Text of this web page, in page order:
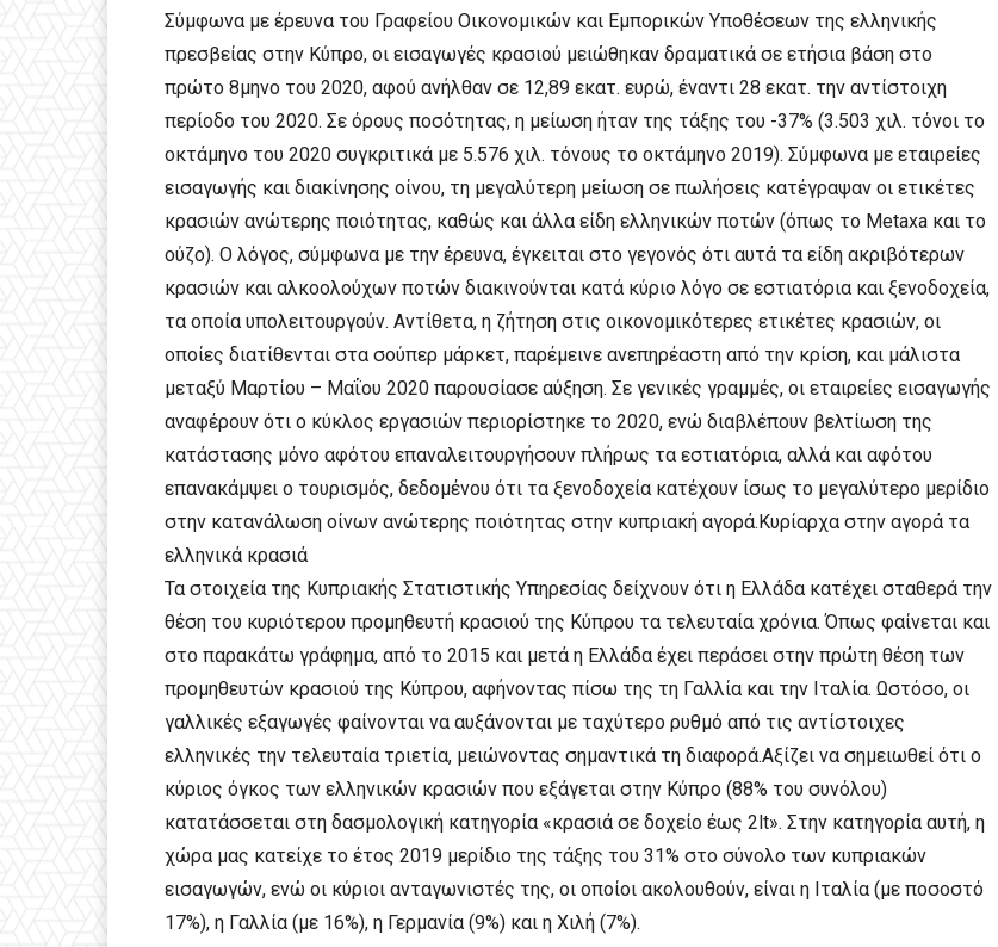
Σύμφωνα με έρευνα του Γραφείου Οικονομικών και Εμπορικών Υποθέσεων της ελληνικής
πρεσβείας στην Κύπρο, οι εισαγωγές κρασιού μειώθηκαν δραματικά σε ετήσια βάση στο
πρώτο 8μηνο του 2020, αφού ανήλθαν σε 12,89 εκατ. ευρώ, έναντι 28 εκατ. την αντίστοιχη
περίοδο του 2020. Σε όρους ποσότητας, η μείωση ήταν της τάξης του -37% (3.503 χιλ. τόνοι το
οκτάμηνο του 2020 συγκριτικά με 5.576 χιλ. τόνους το οκτάμηνο 2019). Σύμφωνα με εταιρείες
εισαγωγής και διακίνησης οίνου, τη μεγαλύτερη μείωση σε πωλήσεις κατέγραψαν οι ετικέτες
κρασιών ανώτερης ποιότητας, καθώς και άλλα είδη ελληνικών ποτών (όπως το Metaxa και το
ούζο). Ο λόγος, σύμφωνα με την έρευνα, έγκειται στο γεγονός ότι αυτά τα είδη ακριβότερων
κρασιών και αλκοολούχων ποτών διακινούνται κατά κύριο λόγο σε εστιατόρια και ξενοδοχεία,
τα οποία υπολειτουργούν. Αντίθετα, η ζήτηση στις οικονομικότερες ετικέτες κρασιών, οι
οποίες διατίθενται στα σούπερ μάρκετ, παρέμεινε ανεπηρέαστη από την κρίση, και μάλιστα
μεταξύ Μαρτίου – Μαΐου 2020 παρουσίασε αύξηση. Σε γενικές γραμμές, οι εταιρείες εισαγωγής
αναφέρουν ότι ο κύκλος εργασιών περιορίστηκε το 2020, ενώ διαβλέπουν βελτίωση της
κατάστασης μόνο αφότου επαναλειτουργήσουν πλήρως τα εστιατόρια, αλλά και αφότου
επανακάμψει ο τουρισμός, δεδομένου ότι τα ξενοδοχεία κατέχουν ίσως το μεγαλύτερο μερίδιο
στην κατανάλωση οίνων ανώτερης ποιότητας στην κυπριακή αγορά.Κυρίαρχα στην αγορά τα
ελληνικά κρασιά
Τα στοιχεία της Κυπριακής Στατιστικής Υπηρεσίας δείχνουν ότι η Ελλάδα κατέχει σταθερά την
θέση του κυριότερου προμηθευτή κρασιού της Κύπρου τα τελευταία χρόνια. Όπως φαίνεται και
στο παρακάτω γράφημα, από το 2015 και μετά η Ελλάδα έχει περάσει στην πρώτη θέση των
προμηθευτών κρασιού της Κύπρου, αφήνοντας πίσω της τη Γαλλία και την Ιταλία. Ωστόσο, οι
γαλλικές εξαγωγές φαίνονται να αυξάνονται με ταχύτερο ρυθμό από τις αντίστοιχες
ελληνικές την τελευταία τριετία, μειώνοντας σημαντικά τη διαφορά.Αξίζει να σημειωθεί ότι ο
κύριος όγκος των ελληνικών κρασιών που εξάγεται στην Κύπρο (88% του συνόλου)
κατατάσσεται στη δασμολογική κατηγορία «κρασιά σε δοχείο έως 2lt». Στην κατηγορία αυτή, η
χώρα μας κατείχε το έτος 2019 μερίδιο της τάξης του 31% στο σύνολο των κυπριακών
εισαγωγών, ενώ οι κύριοι ανταγωνιστές της, οι οποίοι ακολουθούν, είναι η Ιταλία (με ποσοστό
17%), η Γαλλία (με 16%), η Γερμανία (9%) και η Χιλή (7%).